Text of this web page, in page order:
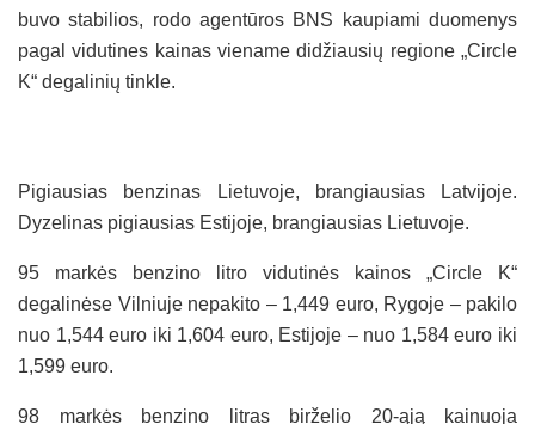
buvo stabilios, rodo agentūros BNS kaupiami duomenys
pagal vidutines kainas viename didžiausių regione „Circle
K“ degalinių tinkle.
Pigiausias benzinas Lietuvoje, brangiausias Latvijoje.
Dyzelinas pigiausias Estijoje, brangiausias Lietuvoje.
95 markės benzino litro vidutinės kainos „Circle K“
degalinėse Vilniuje nepakito – 1,449 euro, Rygoje – pakilo
nuo 1,544 euro iki 1,604 euro, Estijoje – nuo 1,584 euro iki
1,599 euro.
98 markės benzino litras birželio 20-ąją kainuoja